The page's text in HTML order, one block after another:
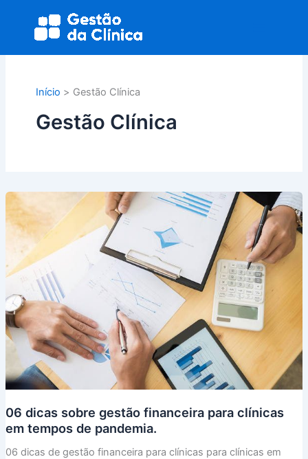
conteúdo
Início Gestão Clínica
Gestão Clínica
06 dicas sobre gestão financeira para clínicas
em tempos de pandemia.
06 dicas de gestão financeira para clínicas para clínicas em